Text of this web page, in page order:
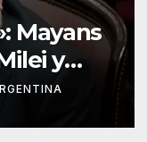
Mayans
y
Patria